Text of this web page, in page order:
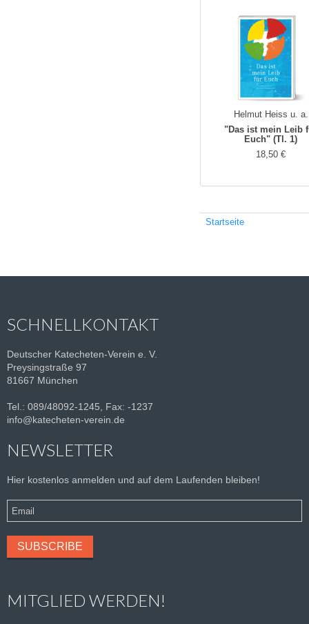
Helmut Heiss u. a.
"Das ist mein Leib
Euch" (Tl. 1)
18,50 €
Startseite
SCHNELLKONTAKT
Deutscher Katecheten-Verein e. V.
Preysingstraße 97
81667 München
Tel.: 089/48092-1245, Fax: -1237
info@katecheten-verein.de
NEWSLETTER
Hier kostenlos anmelden und auf dem Laufenden bleiben!
MITGLIED WERDEN!